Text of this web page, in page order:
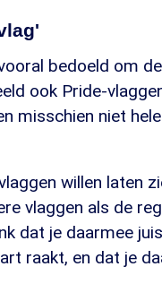
bedoeld om
ook Pride-
misschien niet
willen laten
vlaggen als de
dat je daarmee
raakt, en dat je